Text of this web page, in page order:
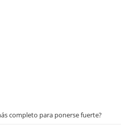
completo para ponerse fuerte?